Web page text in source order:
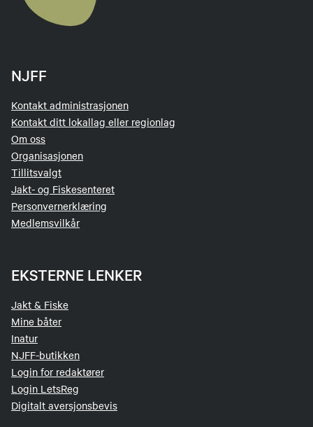
NJFF
Kontakt administrasjonen
Kontakt ditt lokallag eller regionlag
Om oss
Organisasjonen
Tillitsvalgt
Jakt- og Fiskesenteret
Personvernerklæring
Medlemsvilkår
EKSTERNE LENKER
Jakt & Fiske
Mine båter
Inatur
NJFF-butikken
Login for redaktører
Login LetsReg
Digitalt aversjonsbevis